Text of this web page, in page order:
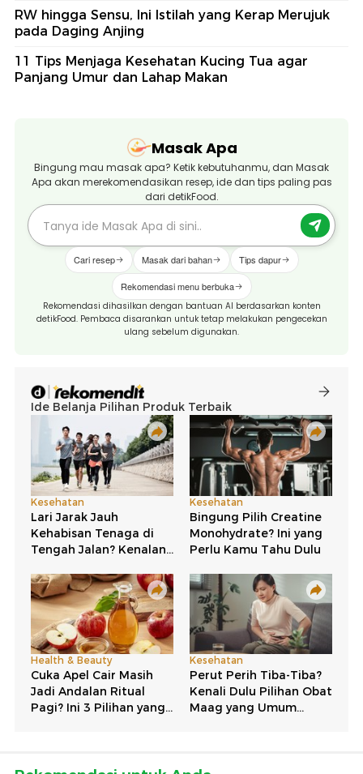
RW hingga Sensu, Ini Istilah yang Kerap Merujuk
pada Daging Anjing
11 Tips Menjaga Kesehatan Kucing Tua agar
Panjang Umur dan Lahap Makan
Masak Apa
Bingung mau masak apa? Ketik kebutuhanmu, dan Masak
Apa akan merekomendasikan resep, ide dan tips paling pas
dari detikFood.
Cari resep Masak dari bahan Tips dapur
Rekomendasi menu berbuka
Rekomendasi dihasilkan dengan bantuan AI berdasarkan konten
detikFood. Pembaca disarankan untuk tetap melakukan pengecekan
ulang sebelum digunakan.